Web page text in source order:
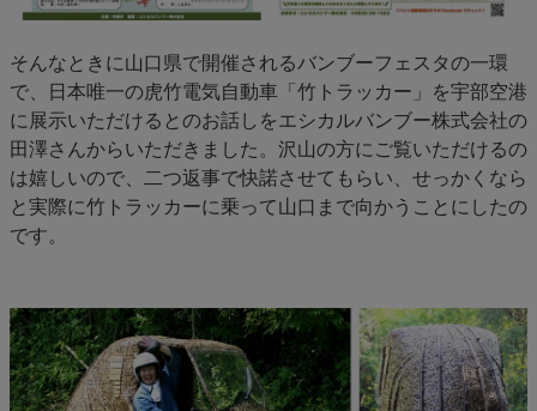
そんなときに山口県で開催されるバンブーフェスタの一環
で、日本唯一の虎竹電気自動車「竹トラッカー」を宇部空港
に展示いただけるとのお話しをエシカルバンブー株式会社の
田澤さんからいただきました。沢山の方にご覧いただけるの
は嬉しいので、二つ返事で快諾させてもらい、せっかくなら
と実際に竹トラッカーに乗って山口まで向かうことにしたの
です。